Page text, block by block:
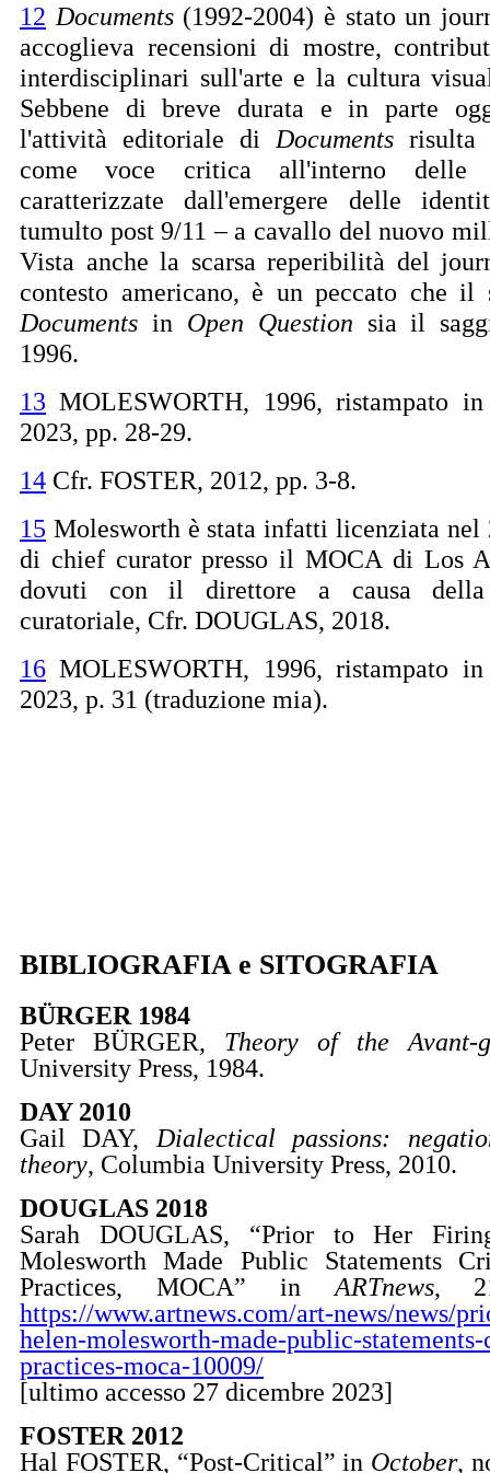
12 Documents(1992-2004) è stato un
accoglieva recensioni di mostre,
interdisciplinari sull'arte e la cultura
Sebbene di breve durata e in parte
l'attività editoriale diDocuments risulta
come voce critica all'interno delle
caratterizzate dall'emergere delle
tumulto post 9/11 – a cavallo del nuovo
Vista anche la scarsa reperibilità del
contesto americano, è un peccato che
Documents in Open Question sia il
1996.
13 MOLESWORTH, 1996, ristampato
2023, pp. 28-29.
14 Cfr. FOSTER, 2012, pp. 3-8.
15 Molesworth è stata infatti licenziata nel
di chief curator presso il MOCA di Los
dovuti con il direttore a causa della
curatoriale, Cfr. DOUGLAS, 2018.
16 MOLESWORTH, 1996, ristampato
2023, p. 31 (traduzione mia).
BIBLIOGRAFIA e SITOGRAFIA
BÜRGER 1984
Peter BÜRGER, Theory of the Avant-
University Press, 1984.
DAY 2010
Gail DAY, Dialectical passions:
theory, Columbia University Press, 2010.
DOUGLAS 2018
Sarah DOUGLAS, “Prior to Her
Molesworth Made Public Statements
Practices, MOCA” in ARTnews,
https://www.artnews.com/art-news/news/
helen-molesworth-made-public-
practices-moca-10009/
[ultimo accesso 27 dicembre 2023]
FOSTER 2012
Hal FOSTER, “Post-Critical” in October,